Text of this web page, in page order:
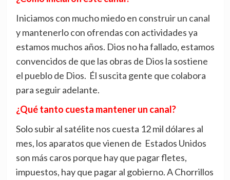
Iniciamos con mucho miedo en construir un canal
y mantenerlo con ofrendas con actividades ya
estamos muchos años. Dios no ha fallado, estamos
convencidos de que las obras de Dios la sostiene
el pueblo de Dios. Él suscita gente que colabora
para seguir adelante.
¿Qué tanto cuesta mantener un canal?
Solo subir al satélite nos cuesta 12 mil dólares al
mes, los aparatos que vienen de Estados Unidos
son más caros porque hay que pagar fletes,
impuestos, hay que pagar al gobierno. A Chorrillos